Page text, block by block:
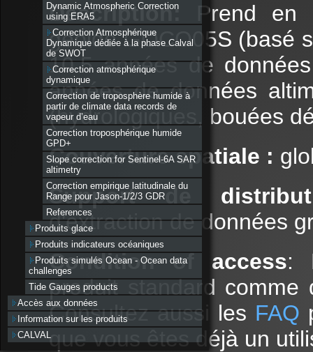
Description:
Prend
géoide GOCO05S (basé
10.5 années de
années de données
(hydrologiques, bouées
Couverture spatiale :
Support de
d'extraction de données
Condition of access:
produit standard
Consultez aussi les FAQ
que vous êtes déjà un
Dynamic Atmospheric Correction
using ERA5
Correction Atmosphérique
Dynamique dédiée à la phase Calval
de SWOT
Correction atmosphérique
dynamique
Correction de troposphère humide à
partir de climate data records de
vapeur d’eau
Correction troposphérique humide
GPD+
Slope correction for Sentinel-6A SAR
altimetry
Correction empirique latitudinale du
Range pour Jason-1/2/3 GDR
References
Produits glace
Produits indicateurs océaniques
Produits simulés Ocean - Ocean data
challenges
Tide Gauges products
Accès aux données
Information sur les produits
CALVAL